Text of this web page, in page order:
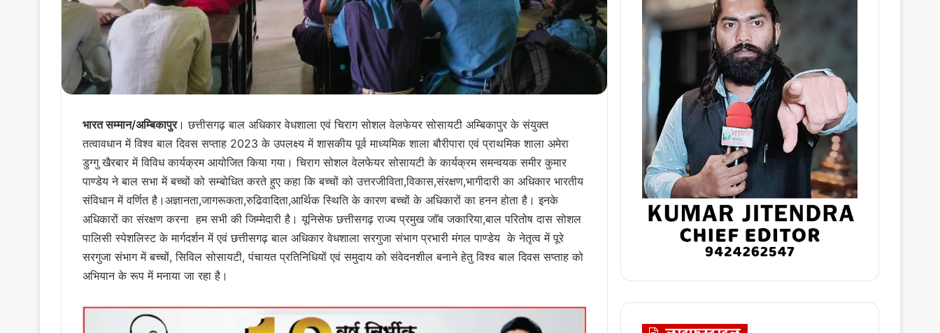
भारत सम्मान/अम्बिकापुर। छत्तीसगढ़ बाल अधिकार वेधशाला एवं चिराग सोशल वेलफेयर सोसायटी अम्बिकापुर के संयुक्त
तत्वावधान में विश्व बाल दिवस सप्ताह 2023 के उपलक्ष्य में शासकीय पूर्व माध्यमिक शाला बौरीपारा एवं प्राथमिक शाला अमेरा
डुग्गु खैरबार में विविध कार्यक्रम आयोजित किया गया। चिराग सोशल वेलफेयर सोसायटी के कार्यक्रम समन्वयक समीर कुमार
पाण्डेय ने बाल सभा में बच्चों को सम्बोधित करते हुए कहा कि बच्चों को उत्तरजीविता,विकास,संरक्षण,भागीदारी का अधिकार भारतीय
संविधान में वर्णित है।अज्ञानता,जागरूकता,रुढिवादिता,आर्थिक स्थिति के कारण बच्चों के अधिकारों का हनन होता है। इनके
अधिकारों का संरक्षण करना हम सभी की जिम्मेदारी है। यूनिसेफ छत्तीसगढ़ राज्य प्रमुख जाॅब जकारिया,बाल परितोष दास सोशल
पालिसी स्पेशलिस्ट के मार्गदर्शन में एवं छत्तीसगढ़ बाल अधिकार वेधशाला सरगुजा संभाग प्रभारी मंगल पाण्डेय के नेतृत्व में पूरे
सरगुजा संभाग में बच्चों, सिविल सोसायटी, पंचायत प्रतिनिधियों एवं समुदाय को संवेदनशील बनाने हेतु विश्व बाल दिवस सप्ताह को
अभियान के रूप में मनाया जा रहा है।